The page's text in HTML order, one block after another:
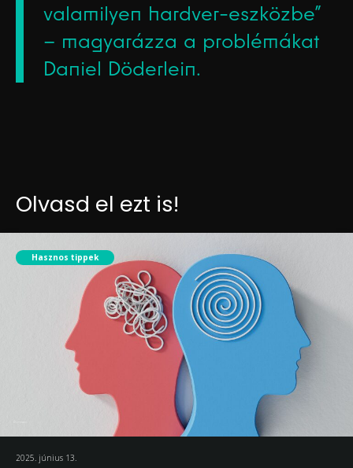
valamilyen hardver-eszközbe”
– magyarázza a problémákat
Daniel Döderlein.
Olvasd el ezt is!
Hasznos tippek
2025. június 13.